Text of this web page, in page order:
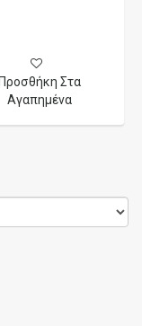
Στα
Αγαπημένα